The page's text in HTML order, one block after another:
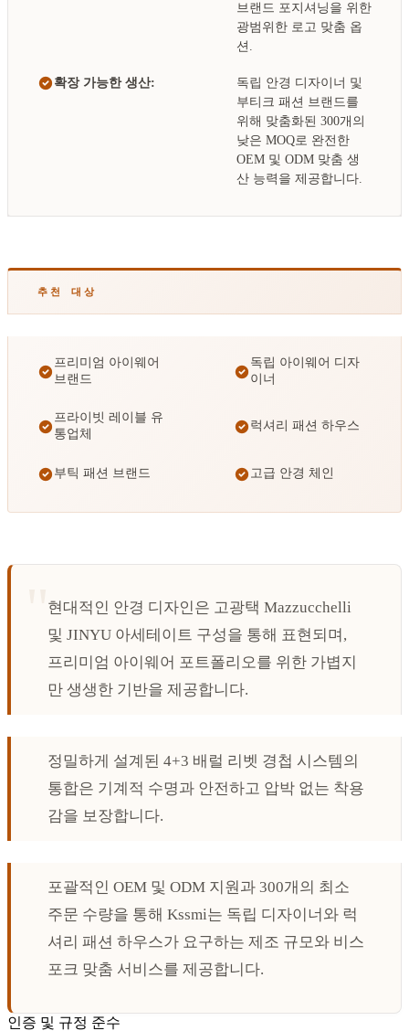
브랜드 포지셔닝을 위한
광범위한 로고 맞춤 옵
션.
확장 가능한 생산:
독립 안경 디자이너 및
부티크 패션 브랜드를
위해 맞춤화된 300개의
낮은 MOQ로 완전한
OEM 및 ODM 맞춤 생
산 능력을 제공합니다.
추천 대상
프리미엄 아이웨어
브랜드
독립 아이웨어 디자
이너
프라이빗 레이블 유
통업체
럭셔리 패션 하우스
부틱 패션 브랜드 고급 안경 체인
현대적인 안경 디자인은 고광택 Mazzucchelli
및 JINYU 아세테이트 구성을 통해 표현되며,
프리미엄 아이웨어 포트폴리오를 위한 가볍지
만 생생한 기반을 제공합니다.
정밀하게 설계된 4+3 배럴 리벳 경첩 시스템의
통합은 기계적 수명과 안전하고 압박 없는 착용
감을 보장합니다.
포괄적인 OEM 및 ODM 지원과 300개의 최소
주문 수량을 통해 Kssmi는 독립 디자이너와 럭
셔리 패션 하우스가 요구하는 제조 규모와 비스
포크 맞춤 서비스를 제공합니다.
인증 및 규정 준수